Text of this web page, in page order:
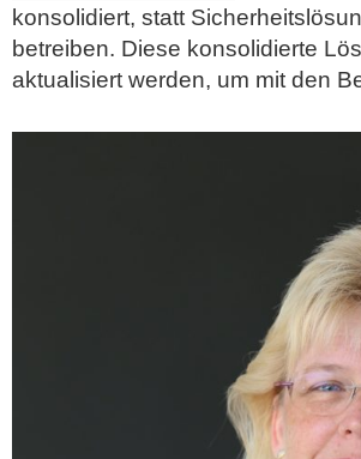
konsolidiert, statt
betreiben. Diese konsolidierte
aktualisiert werden, um mit den